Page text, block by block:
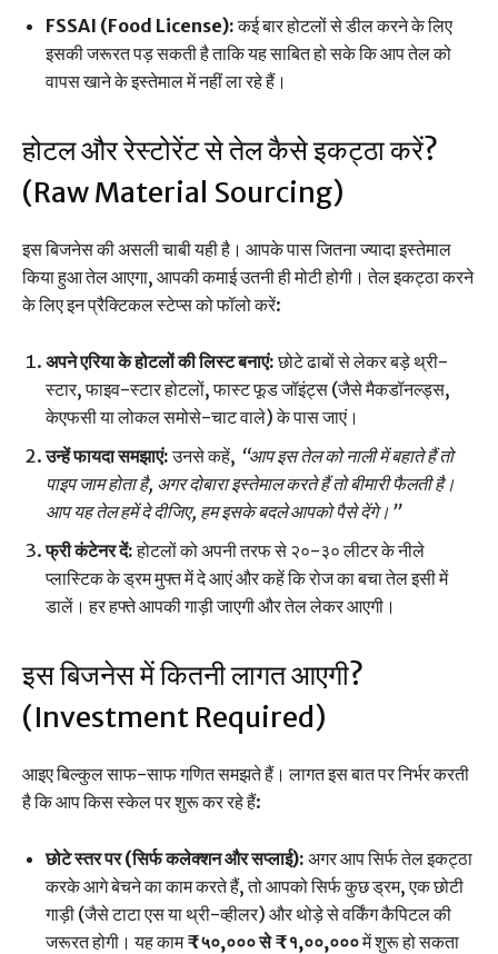
FSSAI (Food License):कई बार होटलों से डील करने के लिए
इसकी जरूरत पड़ सकती है ताकि यह साबित हो सके कि आप तेल को
वापस खाने के इस्तेमाल में नहीं ला रहे हैं।
होटल और रेस्टोरेंट से तेल कैसे इकट्ठा करें?
(Raw Material Sourcing)
इस बिजनेस की असली चाबी यही है। आपके पास जितना ज्यादा इस्तेमाल
किया हुआ तेल आएगा, आपकी कमाई उतनी ही मोटी होगी। तेल इकट्ठा करने
के लिए इन प्रैक्टिकल स्टेप्स को फॉलो करें:
अपने एरिया के होटलों की लिस्ट बनाएं:छोटे ढाबों से लेकर बड़े थ्री-
स्टार, फाइव-स्टार होटलों, फास्ट फूड जॉइंट्स (जैसे मैकडॉनल्ड्स,
केएफसी या लोकल समोसे-चाट वाले) के पास जाएं।
उन्हें फायदा समझाएं:उनसे कहें, “आप इस तेल को नाली में बहाते हैं तो
पाइप जाम होता है, अगर दोबारा इस्तेमाल करते हैं तो बीमारी फैलती है।
आप यह तेल हमें दे दीजिए, हम इसके बदले आपको पैसे देंगे।”
फ्री कंटेनर दें:होटलों को अपनी तरफ से २०-३० लीटर के नीले
प्लास्टिक के ड्रम मुफ्त में दे आएं और कहें कि रोज का बचा तेल इसी में
डालें। हर हफ्ते आपकी गाड़ी जाएगी और तेल लेकर आएगी।
इस बिजनेस में कितनी लागत आएगी?
(Investment Required)
आइए बिल्कुल साफ-साफ गणित समझते हैं। लागत इस बात पर निर्भर करती
है कि आप किस स्केल पर शुरू कर रहे हैं:
छोटे स्तर पर (सिर्फ कलेक्शन और सप्लाई): अगर आप सिर्फ तेल इकट्ठा
करके आगे बेचने का काम करते हैं, तो आपको सिर्फ कुछ ड्रम, एक छोटी
गाड़ी (जैसे टाटा एस या थ्री-व्हीलर) और थोड़े से वर्किंग कैपिटल की
जरूरत होगी। यह काम₹५०,००० से ₹१,००,०००में शुरू हो सकता